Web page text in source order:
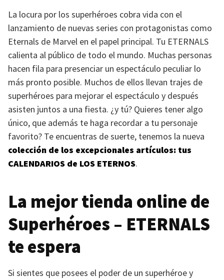
La locura por los superhéroes cobra vida con el
lanzamiento de nuevas series con protagonistas como
Eternals de Marvel en el papel principal. Tu ETERNALS
calienta al público de todo el mundo. Muchas personas
hacen fila para presenciar un espectáculo peculiar lo
más pronto posible. Muchos de ellos llevan trajes de
superhéroes para mejorar el espectáculo y después
asisten juntos a una fiesta. ¿y tú? Quieres tener algo
único, que además te haga recordar a tu personaje
favorito? Te encuentras de suerte, tenemos la nueva
colección de los excepcionales artículos: tus
CALENDARIOS de LOS ETERNOS.
La mejor tienda online de
Superhéroes – ETERNALS
te espera
Si sientes que posees el poder de un superhéroe y